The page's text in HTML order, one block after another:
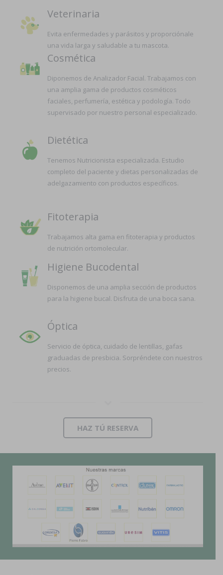
Veterinaria
Evita enfermedades y parásitos y proporciónale
una vida larga y saludable a tu mascota.
Cosmética
Diponemos de Analizador Facial. Trabajamos con
una amplia gama de productos cosméticos
faciales, perfumería, estética y podología. Todo
supervisado por nuestro personal especializado.
Dietética
Tenemos Nutricionista especializada. Estudio
completo del paciente y dietas personalizadas de
adelgazamiento con productos específicos.
Fitoterapia
Trabajamos alta gama en fitoterapia y productos
de nutrición ortomolecular.
Higiene Bucodental
Disponemos de una amplia sección de productos
para la higiene bucal. Disfruta de una boca sana.
Óptica
Servicio de óptica, cuidado de lentillas, gafas
graduadas de presbicia. Sorpréndete con nuestros
precios.
HAZ TÚ RESERVA